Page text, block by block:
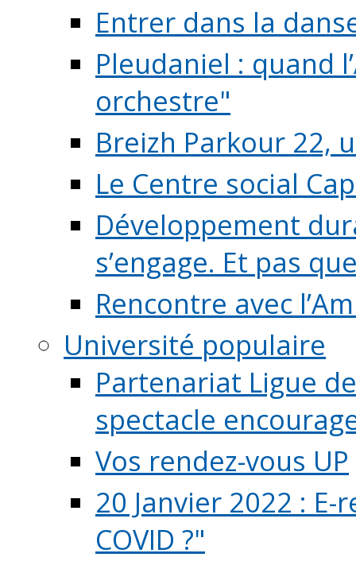
Entrer dans la
Pleudaniel : quand
orchestre"
Breizh Parkour 22,
Le Centre social
Développement
s’engage. Et pas
Rencontre avec
Université populaire
Partenariat Ligue
spectacle
Vos rendez-vous UP
20 Janvier 2022 :
COVID ?"